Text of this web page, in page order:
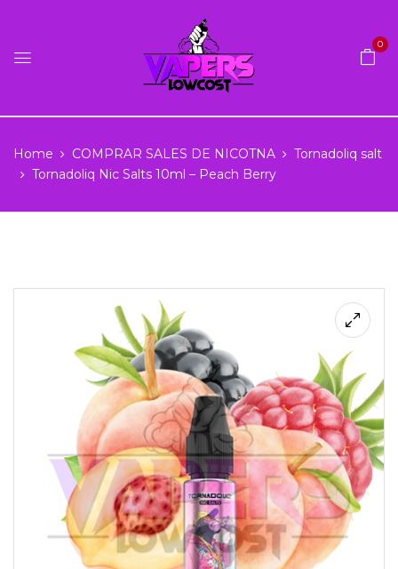
0
Home COMPRAR SALES DE NICOTNA
Tornadoliq salt
Tornadoliq Nic Salts 10ml – Peach Berry